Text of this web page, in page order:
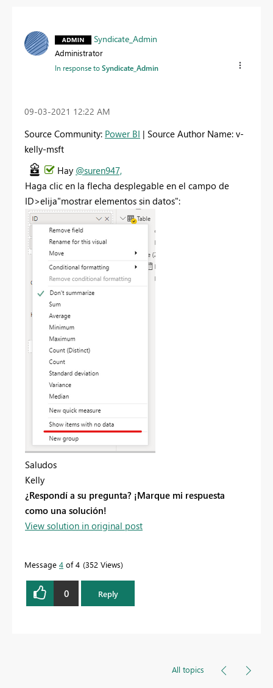
Syndicate_Admin
Administrator
In response toSyndicate_Admin
‎09-03-2021 12:22 AM
Source Community: Power BI | Source Author Name: v-
kelly-msft
Hay @suren947,
Haga clic en la flecha desplegable en el campo de
ID>elija"mostrar elementos sin datos":
Saludos
Kelly
¿Respondí a su pregunta? ¡Marque mi respuesta
como una solución!
View solution in original post
Message 4 of 4 352 Views
0 Reply
All topics